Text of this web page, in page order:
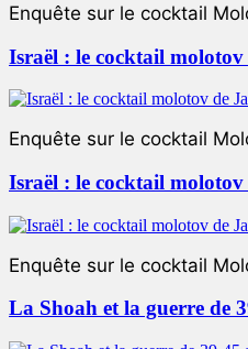
Enquête sur le cocktail
Israël : le cocktail
Enquête sur le cocktail
Israël : le cocktail
Enquête sur le cocktail
La Shoah et la guerre de